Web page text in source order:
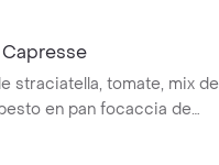
straciatella, tomate, mix de
en pan focaccia de